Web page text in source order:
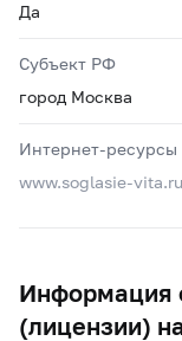
Да
Субъект РФ
город Москва
Интернет-ресурсы
www.soglasie-vita.ru
Информация
(лицензии)